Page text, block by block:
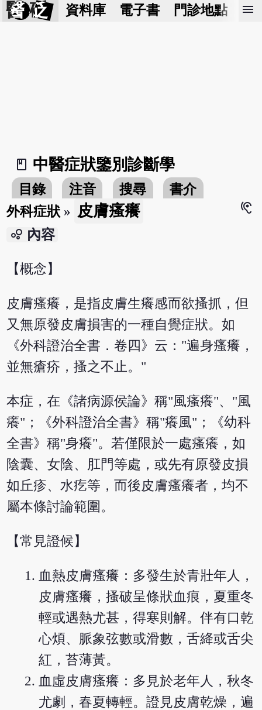
醫 砭 資料庫 電子書 門診地點 預
menu
book_2
中醫症狀鑒別診斷學
目錄 注音 搜尋
書介
外科症狀 » 皮膚瘙癢
hearing
bubble_chart 內容
【概念】
皮膚瘙癢，是指皮膚生癢感而欲搔抓，但
又無原發皮膚損害的一種自覺症狀。如
《外科證治全書．卷四》云："遍身瘙癢，
並無瘡疥，搔之不止。"
本症，在《諸病源侯論》稱"風瘙癢"、"風
癢"；《外科證治全書》稱"癢風"；《幼科
全書》稱"身癢"。若僅限於一處瘙癢，如
陰囊、女陰、肛門等處，或先有原發皮損
如丘疹、水疙等，而後皮膚瘙癢者，均不
屬本條討論範圍。
【常見證候】
血熱皮膚瘙癢：多發生於青壯年人，
皮膚瘙癢，搔破呈條狀血痕，夏重冬
輕或遇熱尤甚，得寒則解。伴有口乾
心煩、脈象弦數或滑數，舌絳或舌尖
紅，苔薄黃。
血虛皮膚瘙癢：多見於老年人，秋冬
尤劇，春夏轉輕。證見皮膚乾燥，遍